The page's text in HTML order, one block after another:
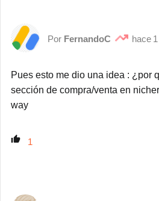
FernandoC
Pues esto me dio una idea : ¿por
sección de compra/venta en
way
1